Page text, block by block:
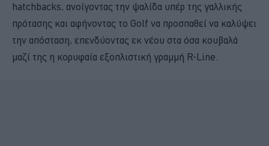
hatchbacks, ανοίγοντας την ψαλίδα υπέρ της γαλλικής
πρότασης και αφήνοντας το Golf να προσπαθεί να καλύψει
την απόσταση, επενδύοντας εκ νέου στα όσα κουβαλά
μαζί της η κορυφαία εξοπλιστική γραμμή R-Line.